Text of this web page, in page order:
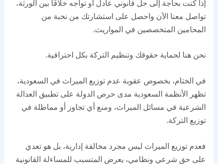
إذا كنت بحاجة إلى حل قانوني عادل أو تواجه خلافًا بين الورثة،
تواصل معنا الآن واحصل على استشارتك من نخبة من
المحامين المتخصصين في المواريث.
نحن هنا لحماية حقوقك وتنظيم التركة بكل احترافية.
في الختام، بخصوص عقوبة عدم توزيع الميراث في السعودية،
تظهر الأنظمة السعودية مدى حرص الدولة على تطبيق العدالة
الشرعية في مسائل الميراث، ومنع أي تجاوز أو مماطلة في
توزيع التركة.
فعدم توزيع الميراث ليس مجرد مخالفة إدارية، بل هو تعدي
على حق شرعي ونظامي، يعرض المتسبب للمساءلة القانونية